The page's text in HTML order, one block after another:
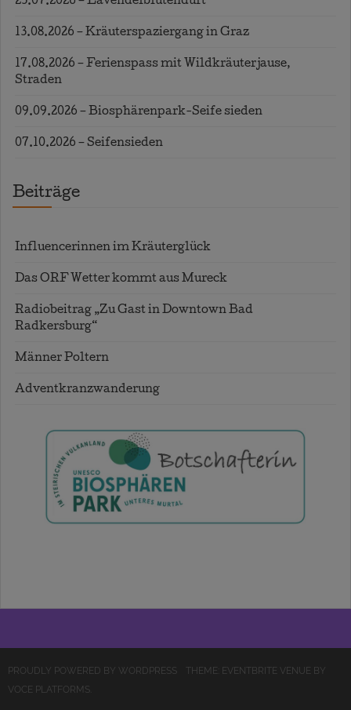
13.08.2026 – Kräuterspaziergang in Graz
17.08.2026 – Ferienspass mit Wildkräuterjause,
Straden
09.09.2026 – Biosphärenpark-Seife sieden
07.10.2026 – Seifensieden
Beiträge
Influencerinnen im Kräuterglück
Das ORF Wetter kommt aus Mureck
Radiobeitrag „Zu Gast in Downtown Bad
Radkersburg“
Männer Poltern
Adventkranzwanderung
PROUDLY POWERED BY WORDPRESS
THEME: EVENTBRITE VENUE BY
VOCE PLATFORMS